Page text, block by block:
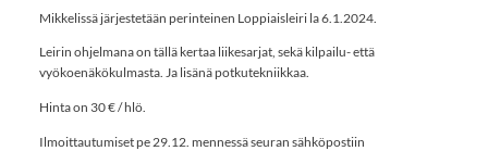
Mikkelissä järjestetään perinteinen Loppiaisleiri la 6.1.2024.
Leirin ohjelmana on tällä kertaa liikesarjat, sekä kilpailu- että
vyökoenäkökulmasta. Ja lisänä potkutekniikkaa.
Hinta on 30 € / hlö.
Ilmoittautumiset pe 29.12. mennessä seuran sähköpostiin